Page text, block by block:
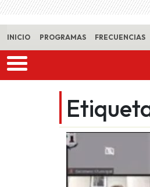
INICIO PROGRAMAS FRECUENCIAS